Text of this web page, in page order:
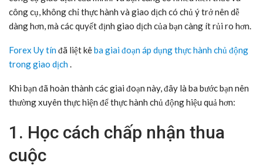
công cụ, không chỉ thực hành và giao dịch có chủ ý trở nên dễ
dàng hơn, mà các quyết định giao dịch của bạn càng ít rủi ro hơn.
Forex Uy tínđã liệt kêba giai đoạn áp dụng thực hành chủ động
trong giao dịch.
Khi bạn đã hoàn thành các giai đoạn này, đây là ba bước bạn nên
thường xuyên thực hiện để thực hành chủ động hiệu quả hơn:
1. Học cách chấp nhận thua
cuộc